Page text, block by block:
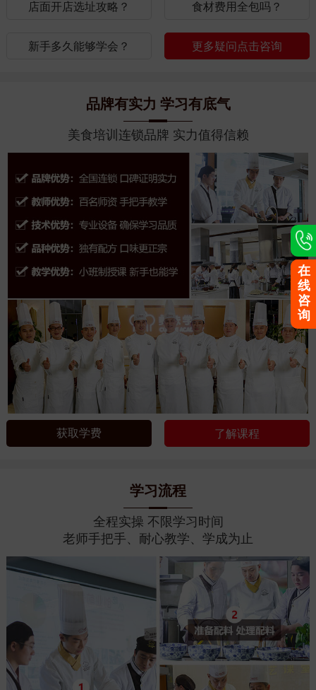
店面开店选址攻略？ 食材费用全包吗？
新手多久能够学会？ 更多疑问点击咨询
品牌有实力 学习有底气
美食培训连锁品牌 实力值得信赖
获取学费 了解课程
学习流程
全程实操 不限学习时间
老师手把手、耐心教学、学成为止
在
线
咨
询